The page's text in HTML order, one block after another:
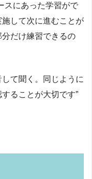
スにあった学習がで
して次に進むことが
だけ練習できるの
て聞く。同じように
ることが大切です”